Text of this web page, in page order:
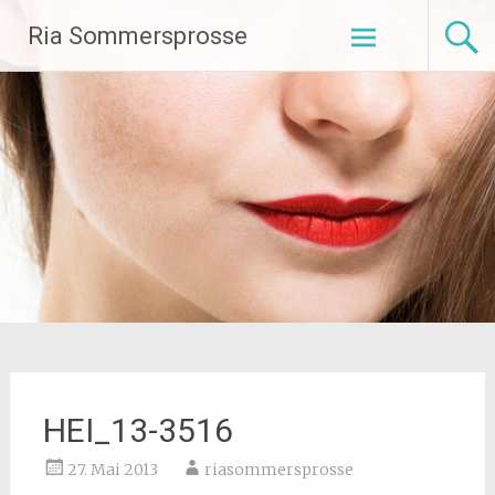
Inhalt
springen
Ria Sommersprosse
HEI_13-3516
27. Mai 2013 riasommersprosse